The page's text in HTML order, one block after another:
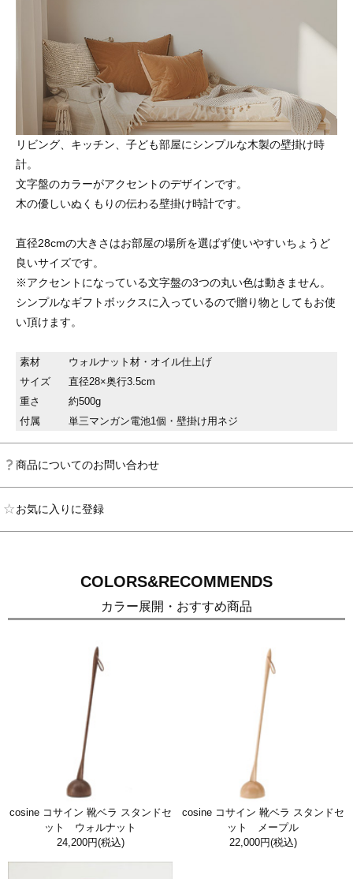
リビング、キッチン、子ども部屋にシンプルな木製の壁掛け時
計。
文字盤のカラーがアクセントのデザインです。
木の優しいぬくもりの伝わる壁掛け時計です。
直径28cmの大きさはお部屋の場所を選ばず使いやすいちょうど
良いサイズです。
※アクセントになっている文字盤の3つの丸い色は動きません。
シンプルなギフトボックスに入っているので贈り物としてもお使
い頂けます。
素材
ウォルナット材・オイル仕上げ
サイズ
直径28×奥行3.5cm
重さ
約500g
付属
単三マンガン電池1個・壁掛け用ネジ
商品についてのお問い合わせ
お気に入りに登録
COLORS&RECOMMENDS
カラー展開・おすすめ商品
cosine コサイン 靴ベラ スタンドセ
ット ウォルナット
24,200円(税込)
cosine コサイン 靴ベラ スタンドセ
ット メープル
22,000円(税込)